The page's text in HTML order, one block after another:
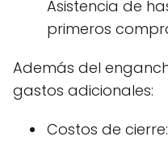
Asistencia de
primeros
Además del
gastos adicionales:
Costos de